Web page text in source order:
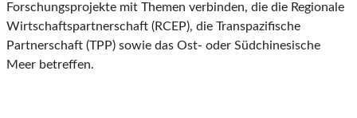
Forschungsprojekte mit Themen verbinden, die die Regionale
Wirtschaftspartnerschaft (RCEP), die Transpazifische
Partnerschaft (TPP) sowie das Ost- oder Südchinesische
Meer betreffen.